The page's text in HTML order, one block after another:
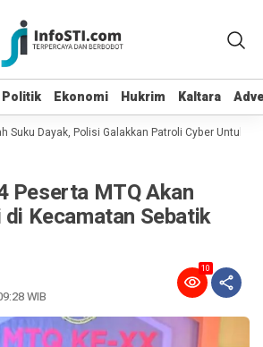
Politik Ekonomi Hukrim Kaltara
Politik Ekonomi Hukrim Kaltara
Dayak, Polisi Galakkan Patroli Cyber Untuk
Peserta MTQ Akan
Kecamatan Sebatik
WIB
10